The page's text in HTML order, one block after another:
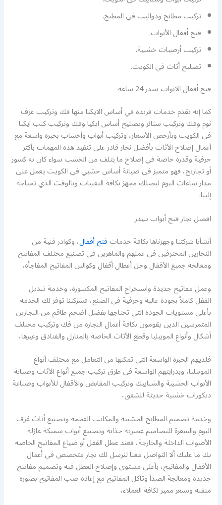
تركيب مطابخ ودواليب في المطبخ.
فتح أقفال الأبواب.
تركيب أرضيات خشبية.
تصليح أثاث في الكويت.
فتح أقفال الابواب بنيدر 24 ساعة
كما إنه يقدم خدمات فريدة في أساس الايكيا منها فك وتركيب غرف
نوم وفك وتركيب ستائر وتصليح أساس ايكيا وفك وتركيب كنب ايكيا
في الكويت وبأرخص الأسعار، وتركيب أبواب وأخشاب بخبرة واسعة مع
أعمال إصلاح الأثاث بأفضل نجار قادر على تنفيذ هذه المهمات بأكثر
حرفية وقدرة خاصة في إصلاح ما يتلف من الخشب سواء كان به كسور
أو تجاريح، فهو متميز في صيانة أساس خشبي في الكويت يعمل على
مدار ساعات اليوم ليصلك مجهز بكافة التقنيات وبالوقت الذي تحتاجه
إلينا.
افضل نجار فتح أبواب بنيدر
أنشأنا شركتنا وجهزناها بكافة خدماتفتح أقفال، وكوادر فنية من
النجارين المحترفين في عملهم والماهرين في تصنيع مختلف المفاتيح
ومعالجة جميع الأقفال وحل أعطال أقفال وكوالين المفاتيح المفاجأة،
وعمل مفاتيح جديدة واستخراج المفاتيح المكسورة، وخدمة تبديل
القفل كاملاً بجودة عالية وحرفية في الصنع، فشركتنا توفر لك الخدمة
بأعلى مستويات الجودة التي تحتاجها بفضل أضخم طاقم من النجارين
المتمرسين الذين يقومون بكافة أعمال النجارة من فك وتركيب مختلف
أشكال وأنواع الموبيليا وقطع الأثاث الخاصة بالمنازل والفنادق وغيرها،
فلديهم الخبرة الواسعة التي تمكنها من التعامل مع مختلف أنواع
الموبيليا، وبدرايتهم الواسعة في طرق تركيب جميع أنواع الأثاث وصيانة
الأبواب الخشبية والشبابيك وتركيب المقابض والأقفال للأبواب وصناعة
ديكورات خشبية حديثة للشقق،
وخدمة تصميم المطابخ الخشبية والمكاتب الفخمة وتصنيع أثاث غرف
النوم والسفرة للتصاميم عصرية جذابة وتصنيع أبواب سميكة عازلة
الأصوات الداخلة والخارجة، فعند عطل القفل أو ضياع المفاتيح الخاصة
بك ما عليك ألا التواصل معنا لنرسل لك نجار متخصص في أعمال
الأقفال والمفاتيح، بأعلى مستوى وإصلاح العطل فيه وتصميم مفاتيح
جديدة ومعالجة الصدأ وتآكل المفاتيح مع إعادة صب المفاتيح بصورة
متقنة وبسعر مميز لكافة العملاء،